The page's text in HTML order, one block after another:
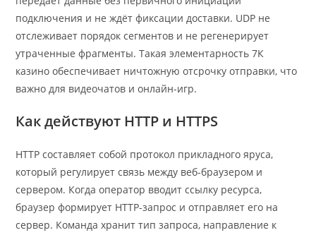
подключения и не ждёт фиксации доставки. UDP не
отслеживает порядок сегментов и не регенерирует
утраченные фрагменты. Такая элементарность 7К
казино обеспечивает ничтожную отсрочку отправки, что
важно для видеочатов и онлайн-игр.
Как действуют HTTP и HTTPS
HTTP составляет собой протокол прикладного яруса,
который регулирует связь между веб-браузером и
сервером. Когда оператор вводит ссылку ресурса,
браузер формирует HTTP-запрос и отправляет его на
сервер. Команда хранит тип запроса, направление к